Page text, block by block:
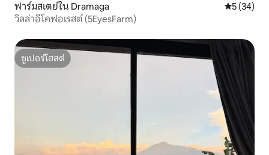
ฟาร์มสเตย์ใน Dramaga คะแนนเฉลี่
5 (34)
วิลล่าอีโคฟอเรสต์ (5EyesFarm)
ซูเปอร์โฮสต์
ซูเปอร์โฮสต์